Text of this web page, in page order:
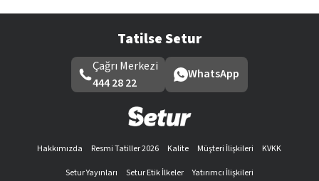
Tatilse Setur
Çağrı Merkezi
444 28 22
WhatsApp
Hakkımızda Resmi Tatiller 2026 Kalite Müşteri İlişkileri
KVKK
Setur Yayınları
Setur Etik İlkeler
Yatırımcı İlişkileri